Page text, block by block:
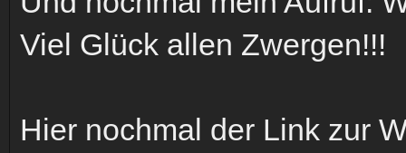
Viel Glück allen Zwergen!!!
Hier nochmal der Link zur